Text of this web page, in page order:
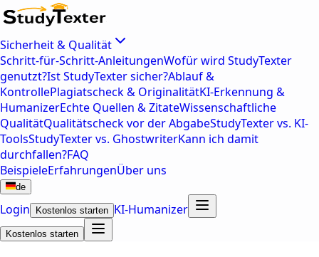
Sicherheit & Qualität
Schritt-für-Schritt-AnleitungenWofür wird StudyTexter
genutzt?Ist StudyTexter sicher?Ablauf &
KontrollePlagiatscheck & OriginalitätKI-Erkennung &
HumanizerEchte Quellen & ZitateWissenschaftliche
QualitätQualitätscheck vor der AbgabeStudyTexter vs. KI-
ToolsStudyTexter vs. GhostwriterKann ich damit
durchfallen?FAQ
BeispieleErfahrungenÜber uns
de
Login Kostenlos starten KI-Humanizer
Kostenlos starten